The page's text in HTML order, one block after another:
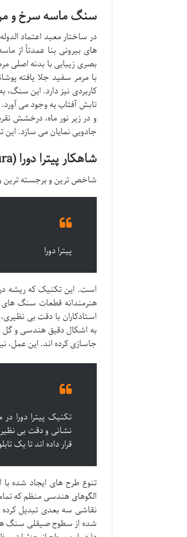
سنگ ماسه سرخ و
در ساختار معبد اعتماد
های بیرونی بنا عمدتاً از
بصری زیبایی با بدنه اصلی
با مرمر سفید جلا یافته
کاربردی نیز دارد. این سنگ،
تابش آفتاب به وجود می
و در زیر نور ماه، درخشش
جادویی نمایان می سازد.
شاهکار پیترا دورا (Pietra Dura)
شاخص ترین و برجسته ترین
پیترا دورا
است. این تکنیک که ریشه
هنرمندانه قطعات سنگ
استادکاران با دقت بی
به اشکال دقیق هندسی و گل و
جاسازی کرده اند. این عمل،
تکنیک پیترا دورا
نشانی و دقت بی
قرار داده اند تا یک
تنوع طرح های ایجاد شده
الگوهای هندسی منظم که
نقاشی سه بعدی تبدیل
شده از سطوح صیقلی سنگ